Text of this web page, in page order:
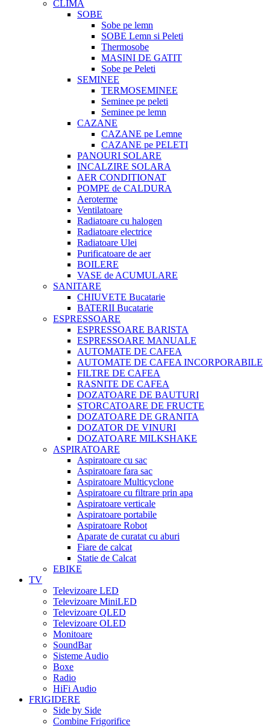
CLIMA
SOBE
Sobe pe lemn
SOBE Lemn si Peleti
Thermosobe
MASINI DE GATIT
Sobe pe Peleti
SEMINEE
TERMOSEMINEE
Seminee pe peleti
Seminee pe lemn
CAZANE
CAZANE pe Lemne
CAZANE pe PELETI
PANOURI SOLARE
INCALZIRE SOLARA
AER CONDITIONAT
POMPE de CALDURA
Aeroterme
Ventilatoare
Radiatoare cu halogen
Radiatoare electrice
Radiatoare Ulei
Purificatoare de aer
BOILERE
VASE de ACUMULARE
SANITARE
CHIUVETE Bucatarie
BATERII Bucatarie
ESPRESSOARE
ESPRESSOARE BARISTA
ESPRESSOARE MANUALE
AUTOMATE DE CAFEA
AUTOMATE DE CAFEA INCORPORABILE
FILTRE DE CAFEA
RASNITE DE CAFEA
DOZATOARE DE BAUTURI
STORCATOARE DE FRUCTE
DOZATOARE DE GRANITA
DOZATOR DE VINURI
DOZATOARE MILKSHAKE
ASPIRATOARE
Aspiratoare cu sac
Aspiratoare fara sac
Aspiratoare Multicyclone
Aspiratoare cu filtrare prin apa
Aspiratoare verticale
Aspiratoare portabile
Aspiratoare Robot
Aparate de curatat cu aburi
Fiare de calcat
Statie de Calcat
EBIKE
TV
Televizoare LED
Televizoare MiniLED
Televizoare QLED
Televizoare OLED
Monitoare
SoundBar
Sisteme Audio
Boxe
Radio
HiFi Audio
FRIGIDERE
Side by Side
Combine Frigorifice